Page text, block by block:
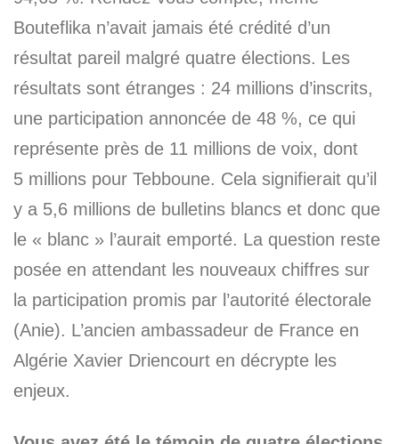
Bouteflika n’avait jamais été crédité d’un
résultat pareil malgré quatre élections. Les
résultats sont étranges : 24 millions d’inscrits,
une participation annoncée de 48 %, ce qui
représente près de 11 millions de voix, dont
5 millions pour Tebboune. Cela signifierait qu’il
y a 5,6 millions de bulletins blancs et donc que
le « blanc » l’aurait emporté. La question reste
posée en attendant les nouveaux chiffres sur
la participation promis par l’autorité électorale
(Anie). L’ancien ambassadeur de France en
Algérie Xavier Driencourt en décrypte les
enjeux.